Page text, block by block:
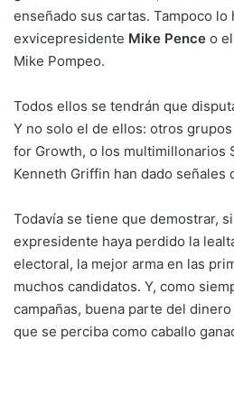
enseñado sus cartas. Tampoco lo
exvicepresidente Mike Pence o
Mike Pompeo.
Todos ellos se tendrán que
Y no solo el de ellos: otros
for Growth, o los multimillonarios
Kenneth Griffin han dado señales
Todavía se tiene que demostrar,
expresidente haya perdido la
electoral, la mejor arma en las
muchos candidatos. Y, como
campañas, buena parte del
que se perciba como caballo